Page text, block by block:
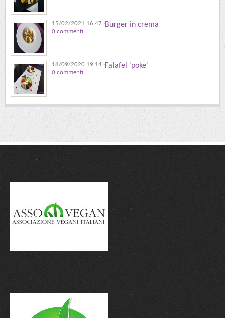
Burger in crema
15/02/2021 16:47 ·
0 commenti
Falafel 'poke'
18/09/2020 19:14 ·
0 commenti